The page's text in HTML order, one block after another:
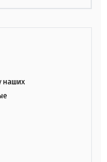
наших